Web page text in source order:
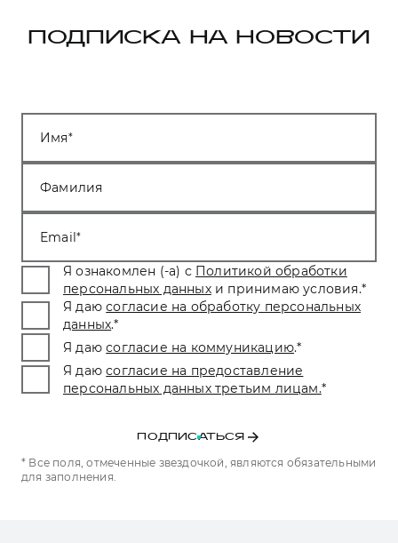
ПОДПИСКА НА НОВОСТИ
Имя
Фамилия
Email
Я ознакомлен (-а) с Политикой обработки
персональных данных и принимаю условия.*
Я даю согласие на обработку персональных
данных.*
Я даю согласие на коммуникацию.*
Я даю согласие на предоставление
персональных данных третьим лицам.*
ПОДПИСАТЬСЯ
* Все поля, отмеченные звездочкой, являются обязательными
для заполнения.